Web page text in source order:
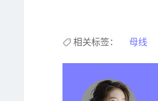
相关标签： 母线